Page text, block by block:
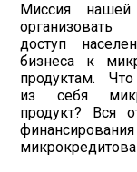
Миссия
организовать
доступ
бизнеса к
продуктам.
из себя
продукт? Вся